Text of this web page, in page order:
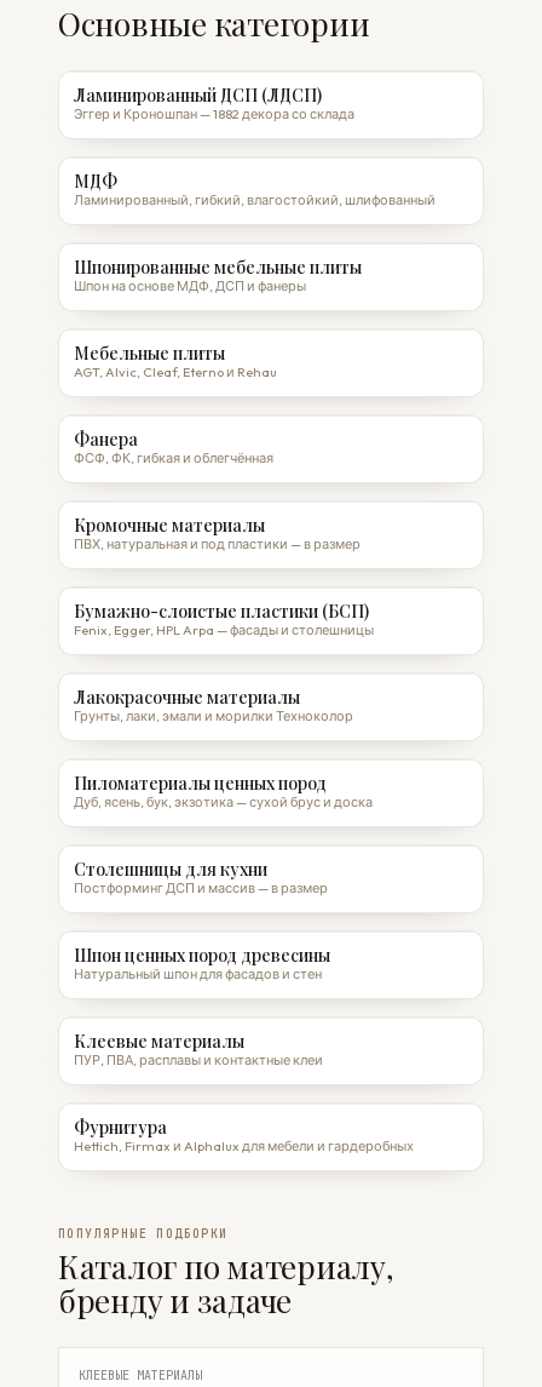
Основные категории
Ламинированный ДСП (ЛДСП)
Эггер и Кроношпан — 1882 декора со склада
МДФ
Ламинированный, гибкий, влагостойкий, шлифованный
Шпонированные мебельные плиты
Шпон на основе МДФ, ДСП и фанеры
Мебельные плиты
AGT, Alvic, Cleaf, Eterno и Rehau
Фанера
ФСФ, ФК, гибкая и облегчённая
Кромочные материалы
ПВХ, натуральная и под пластики — в размер
Бумажно-слоистые пластики (БСП)
Fenix, Egger, HPL Arpa — фасады и столешницы
Лакокрасочные материалы
Грунты, лаки, эмали и морилки Техноколор
Пиломатериалы ценных пород
Дуб, ясень, бук, экзотика — сухой брус и доска
Столешницы для кухни
Постформинг ДСП и массив — в размер
Шпон ценных пород древесины
Натуральный шпон для фасадов и стен
Клеевые материалы
ПУР, ПВА, расплавы и контактные клеи
Фурнитура
Hettich, Firmax и Alphalux для мебели и гардеробных
ПОПУЛЯРНЫЕ ПОДБОРКИ
Каталог по материалу,
бренду и задаче
КЛЕЕВЫЕ МАТЕРИАЛЫ